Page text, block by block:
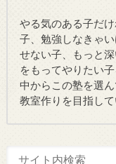
やる気のある子だ
子、勉強しなきゃ
せない子、もっと
をもってやりたい
中からこの塾を選
教室作りを目指して